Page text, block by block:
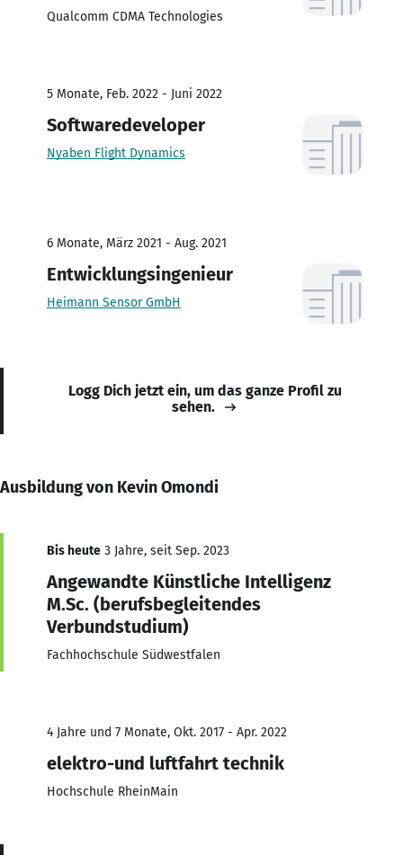
Qualcomm CDMA Technologies
5 Monate, Feb. 2022 - Juni 2022
Softwaredeveloper
Nyaben Flight Dynamics
6 Monate, März 2021 - Aug. 2021
Entwicklungsingenieur
Heimann Sensor GmbH
Logg Dich jetzt ein, um das ganze Profil zu
sehen.
Ausbildung von Kevin Omondi
Bis heute 3 Jahre, seit Sep. 2023
Angewandte Künstliche Intelligenz
M.Sc. (berufsbegleitendes
Verbundstudium)
Fachhochschule Südwestfalen
4 Jahre und 7 Monate, Okt. 2017 - Apr. 2022
elektro-und luftfahrt technik
Hochschule RheinMain